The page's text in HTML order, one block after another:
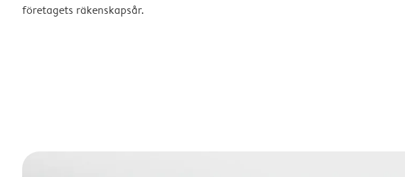
företagets räkenskapsår.